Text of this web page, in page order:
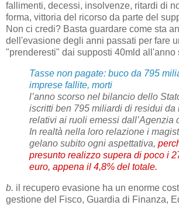
fallimenti, decessi, insolvenze, ritardi di
forma, vittoria del ricorso da parte del
Non ci credi? Basta guardare come sta
dell'evasione degli anni passati per fare
"prenderesti" dai supposti 40mld all'anno
Tasse non pagate: buco da 795
imprese fallite, morti
l’anno scorso nel bilancio dello
iscritti ben 795 miliardi di residui da
relativi ai ruoli emessi dall’Agenzia
In realtà nella loro relazione i
gelano subito ogni aspettativa,
presunto realizzo supera di poco i
euro, appena il 4,8% del totale.
b. il recupero evasione ha un enorme
gestione del Fisco, Guardia di Finanza,